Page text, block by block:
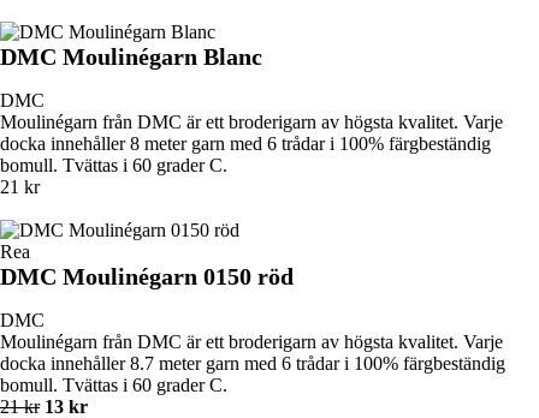
DMC Moulinégarn Blanc
DMC
Moulinégarn från DMC är ett broderigarn av högsta kvalitet. Varje
docka innehåller 8 meter garn med 6 trådar i 100% färgbeständig
bomull. Tvättas i 60 grader C.
21 kr
Rea
DMC Moulinégarn 0150 röd
DMC
Moulinégarn från DMC är ett broderigarn av högsta kvalitet. Varje
docka innehåller 8.7 meter garn med 6 trådar i 100% färgbeständig
bomull. Tvättas i 60 grader C.
21 kr 13 kr